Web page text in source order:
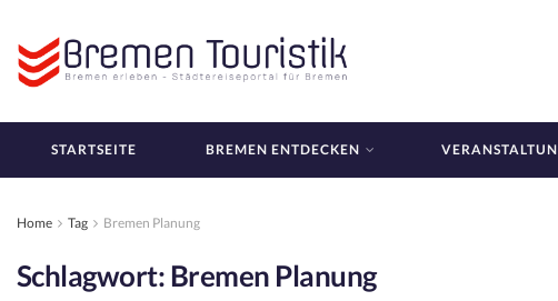
STARTSEITE BREMEN ENTDECKEN
Home Tag Bremen Planung
Schlagwort:Bremen Planung